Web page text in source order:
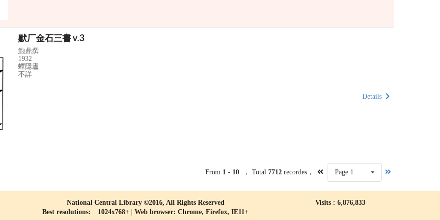
默厂金石三書 v.3
鮑鼎撰
1932
蟫隱廬
不詳
Details
From 1 - 10 .， Total7712 recordes， Page 1
National Central Library ©2016, All Rights Reserved
Best resolutions: 1024x768+ | Web browser: Chrome, Firefox, IE11+
Visits : 6,876,833